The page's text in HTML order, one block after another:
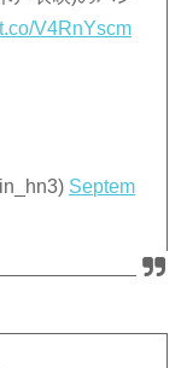
V4RnYscm
Septem